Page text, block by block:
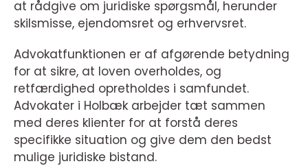
at rådgive om juridiske spørgsmål, herunder
skilsmisse, ejendomsret og erhvervsret.
Advokatfunktionen er af afgørende betydning
for at sikre, at loven overholdes, og
retfærdighed opretholdes i samfundet.
Advokater i Holbæk arbejder tæt sammen
med deres klienter for at forstå deres
specifikke situation og give dem den bedst
mulige juridiske bistand.